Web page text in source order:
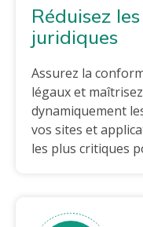
Réduisez
juridiques
Assurez la
légaux et
dynamiquement
vos sites et
les plus critiques